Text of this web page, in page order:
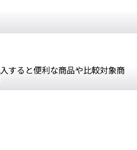
すると便利な商品や比較対象商